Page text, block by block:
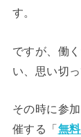
す。
ですが、働
い、思い切
その時に参
催する「無